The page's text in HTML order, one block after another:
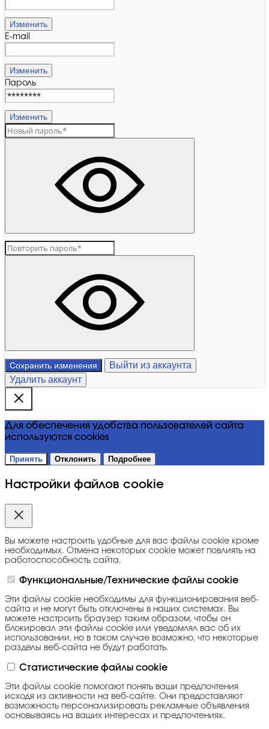
Изменить
E-mail
Изменить
Пароль
Изменить
Сохранить изменения
Выйти из аккаунта
Удалить аккаунт
Для обеспечения удобства пользователей сайта
используются cookies
Принять Отклонить Подробнее
Настройки файлов cookie
Вы можете настроить удобные для вас файлы cookie кроме
необходимых. Отмена некоторых cookie может повлиять на
работоспособность сайта.
Функциональные/Технические файлы cookie
Эти файлы cookie необходимы для функционирования веб-
сайта и не могут быть отключены в наших системах. Вы
можете настроить браузер таким образом, чтобы он
блокировал эти файлы cookie или уведомлял вас об их
использовании, но в таком случае возможно, что некоторые
разделы веб-сайта не будут работать.
Статистические файлы cookie
Эти файлы cookie помогают понять ваши предпочтения
исходя из активности на веб-сайте. Они предоставляют
возможность персонализировать рекламные объявления
основываясь на ваших интересах и предпочтениях.